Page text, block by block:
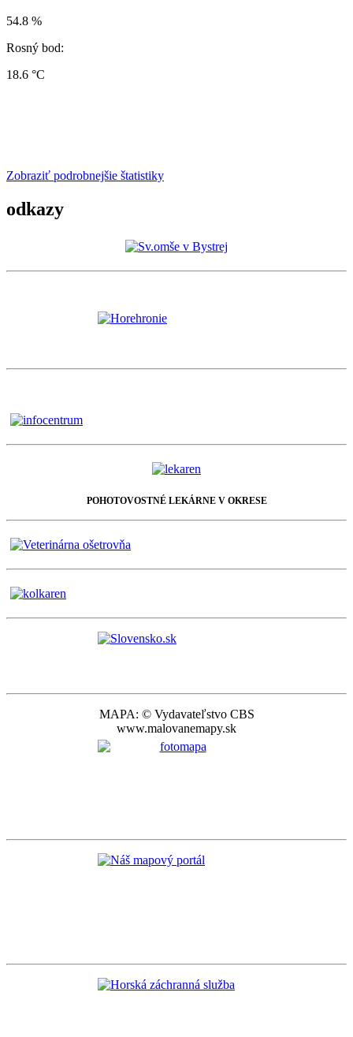
54.8 %
Rosný bod:
18.6 °C
Zobraziť podrobnejšie štatistiky
odkazy
POHOTOVOSTNÉ LEKÁRNE V OKRESE
MAPA: © Vydavateľstvo CBS
www.malovanemapy.sk